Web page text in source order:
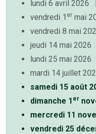
lundi 6 avril 2026 :
vendredi 1 er mai
vendredi 8 mai
jeudi 14 mai 2026
lundi 25 mai 2026
mardi 14 juillet
samedi 15 août
dimanche 1 er
mercredi 11
vendredi 25